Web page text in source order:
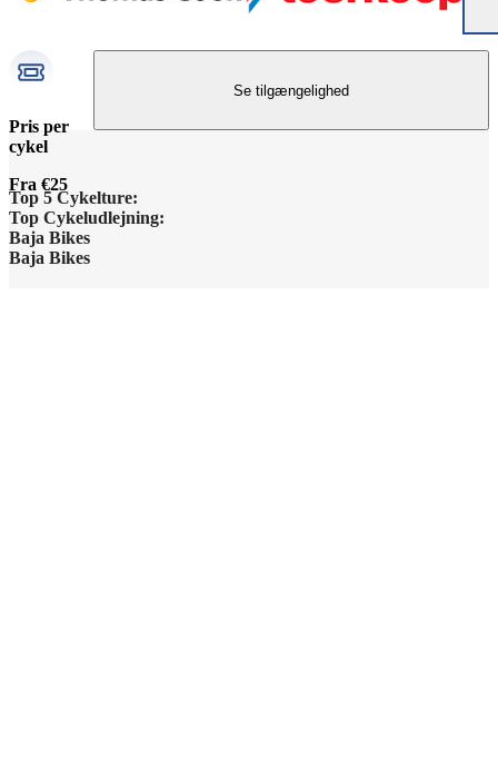
Pris per
cykel
Fra €25
Se tilgængelighed
Top 5 Cykelture:
Barcelona Højdepunkter
Berlin Højdepunkter
Top Cykeludlejning:
Barcelona Cykeludlejning
Baja Bikes
Baja Bikes